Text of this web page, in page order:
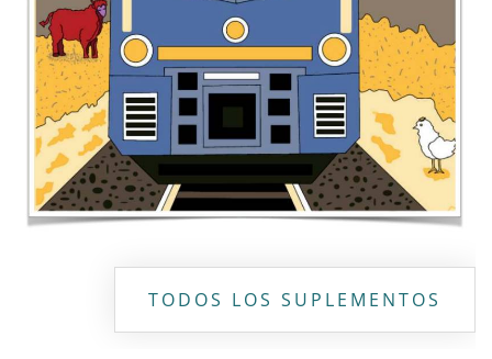
TODOS LOS SUPLEMENTOS